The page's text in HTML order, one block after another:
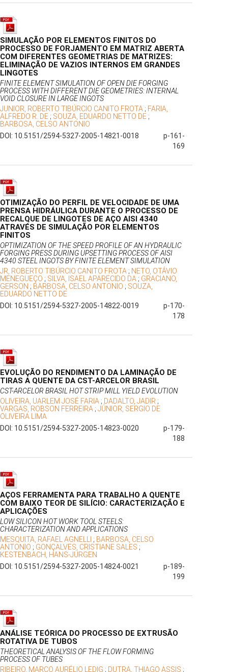
SIMULAÇÃO POR ELEMENTOS FINITOS DO
PROCESSO DE FORJAMENTO EM MATRIZ ABERTA
COM DIFERENTES GEOMETRIAS DE MATRIZES:
ELIMINAÇÃO DE VAZIOS INTERNOS EM GRANDES
LINGOTES
FINITE ELEMENT SIMULATION OF OPEN DIE FORGING
PROCESS WITH DIFFERENT DIE GEOMETRIES: INTERNAL
VOID CLOSURE IN LARGE INGOTS
JUNIOR, ROBERTO TIBÚRCIO CANITO FROTA ; FARIA,
ALFREDO R. DE ; SOUZA, EDUARDO NETTO DE ;
BARBOSA, CELSO ANTONIO
DOI: 10.5151/2594-5327-2005-14821-0018
p-161-
169
OTIMIZAÇÃO DO PERFIL DE VELOCIDADE DE UMA
PRENSA HIDRÁULICA DURANTE O PROCESSO DE
RECALQUE DE LINGOTES DE AÇO AISI 4340
ATRAVÉS DE SIMULAÇÃO POR ELEMENTOS
FINITOS
OPTIMIZATION OF THE SPEED PROFILE OF AN HYDRAULIC
FORGING PRESS DURING UPSETTING PROCESS OF AISI
4340 STEEL INGOTS BY FINITE ELEMENT SIMULATION
JR, ROBERTO TIBÚRCIO CANITO FROTA ; NETO, OTÁVIO
MENEGUEÇO ; SILVA, ISAEL APARECIDO DA ; GRACIANO,
GERSON ; BARBOSA, CELSO ANTONIO ; SOUZA,
EDUARDO NETTO DE
DOI: 10.5151/2594-5327-2005-14822-0019
p-170-
178
EVOLUÇÃO DO RENDIMENTO DA LAMINAÇÃO DE
TIRAS A QUENTE DA CST-ARCELOR BRASIL
CST-ARCELOR BRASIL HOT STRIP MILL YIELD EVOLUTION
OLIVEIRA, UARLEM JOSÉ FARIA ; DADALTO, JADIR ;
VARGAS, ROBSON FERREIRA ; JÚNIOR, SERGIO DE
OLIVEIRA LIMA
DOI: 10.5151/2594-5327-2005-14823-0020
p-179-
188
AÇOS FERRAMENTA PARA TRABALHO A QUENTE
COM BAIXO TEOR DE SILÍCIO: CARACTERIZAÇÃO E
APLICAÇÕES
LOW SILICON HOT WORK TOOL STEELS:
CHARACTERIZATION AND APPLICATIONS
MESQUITA, RAFAEL AGNELLI ; BARBOSA, CELSO
ANTONIO ; GONÇALVES, CRISTIANE SALES ;
KESTENBACH, HANS-JÜRGEN
DOI: 10.5151/2594-5327-2005-14824-0021
p-189-
199
ANÁLISE TEÓRICA DO PROCESSO DE EXTRUSÃO
ROTATIVA DE TUBOS
THEORETICAL ANALYSIS OF THE FLOW FORMING
PROCESS OF TUBES
RIBEIRO, MARCO AURÉLIO LEDIG ; DUTRA, THIAGO ASSIS ;